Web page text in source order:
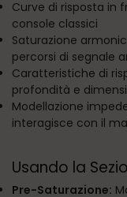
Curve di risposta in
console classici
Saturazione
percorsi di segnale
Caratteristiche di
profondità e
Modellazione
interagisce con il
Usando la
Pre-Saturazione: